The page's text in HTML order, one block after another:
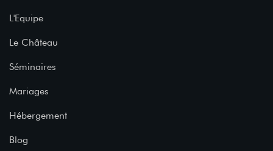
L'Equipe
Le Château
Séminaires
Mariages
Hébergement
Blog